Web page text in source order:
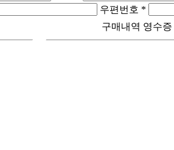
우편번호 *
구매내역 영수